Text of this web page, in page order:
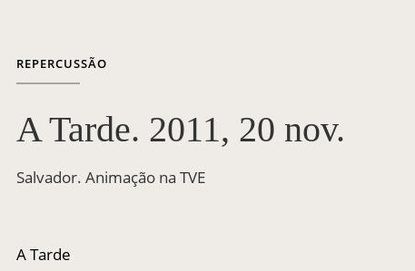
REPERCUSSÃO
A Tarde. 2011, 20 nov.
Salvador. Animação na TVE
A Tarde